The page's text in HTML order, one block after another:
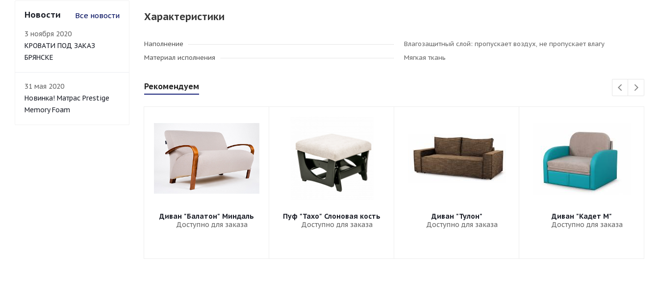
Характеристики
Наполнение
Влагозащитный слой: пропускает воздух, не пропускает влагу
Материал исполнения
Мягкая ткань
Рекомендуем
Диван "Балатон" Миндаль
Доступно для заказа
Пуф "Тахо" Слоновая кость
Доступно для заказа
Диван "Тулон"
Доступно для заказа
Диван "Кадет М"
Доступно для заказа
Новости Все новости
3 ноября 2020
КРОВАТИ ПОД ЗАКАЗ
БРЯНСКЕ
31 мая 2020
Новинка! Матрас Prestige
Memory Foam